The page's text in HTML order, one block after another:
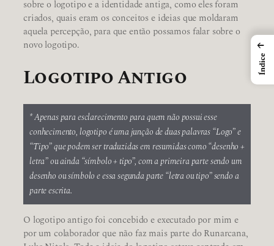
sobre o logotipo e a identidade antiga, como eles foram
criados, quais eram os conceitos e ideias que moldaram
aquela percepção, para que então possamos falar sobre o
novo logotipo.
Logotipo Antigo
* Apenas para esclarecimento para quem não possui esse
conhecimento, logotipo é uma junção de duas palavras “Logo” e
“Tipo” que podem ser traduzidas em resumidas como “desenho +
letra” ou ainda “símbolo + tipo”, com a primeira parte sendo um
desenho ou símbolo e essa segunda parte “letra ou tipo” sendo a
parte escrita.
O logotipo antigo foi concebido e executado por mim e
por um colaborador que não faz mais parte do Runarcana,
←
Índice